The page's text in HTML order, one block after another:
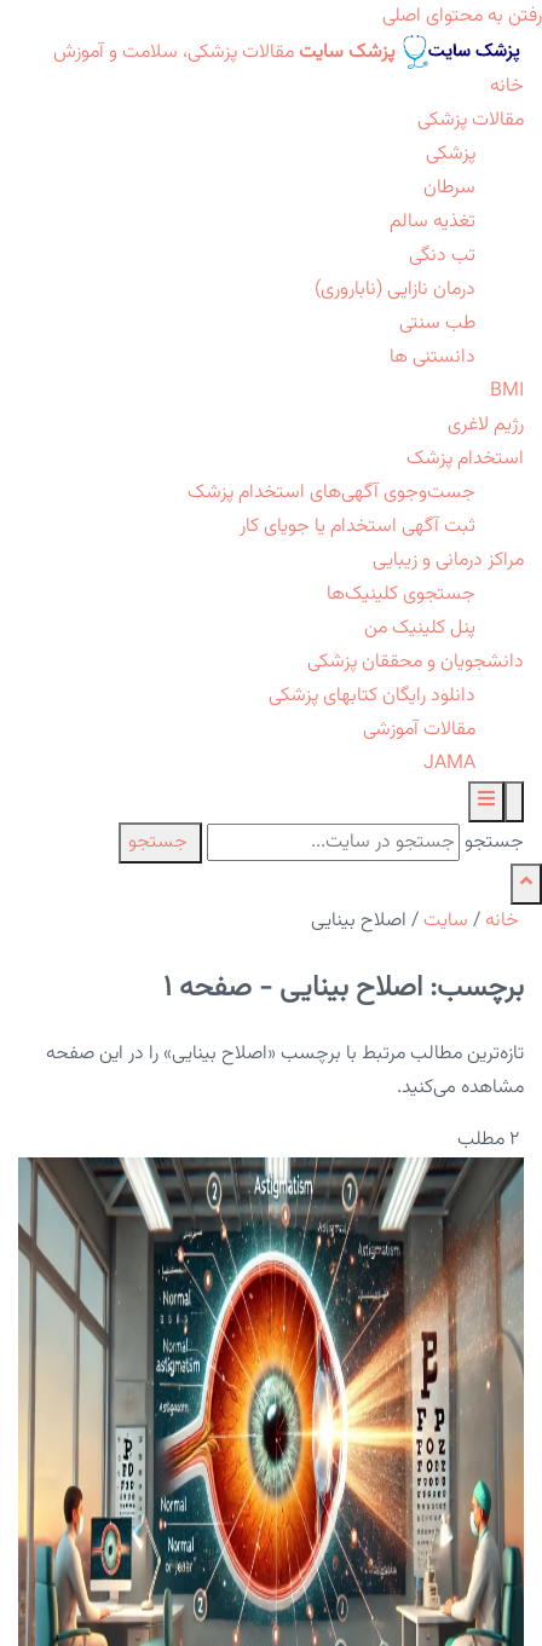
رفتن به محتوای اصلی
پزشک سایت مقالات پزشکی، سلامت و آموزش
خانه
مقالات پزشکی
پزشکی
سرطان
تغذیه سالم
تب دنگی
درمان نازایی (ناباروری)
طب سنتی
دانستنی ها
BMI
رژیم لاغری
استخدام پزشک
جست‌وجوی آگهی‌های استخدام پزشک
ثبت آگهی استخدام یا جویای کار
مراکز درمانی و زیبایی
جستجوی کلینیک‌ها
پنل کلینیک من
دانشجویان و محققان پزشکی
دانلود رایگان کتابهای پزشکی
مقالات آموزشی
JAMA
جستجو جستجو
خانه / سایت / اصلاح بینایی
برچسب: اصلاح بینایی - صفحه 1
تازه‌ترین مطالب مرتبط با برچسب «اصلاح بینایی» را در این صفحه
مشاهده می‌کنید.
۲ مطلب